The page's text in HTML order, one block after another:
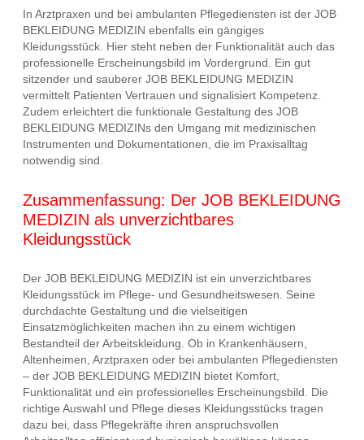
In Arztpraxen und bei ambulanten Pflegediensten ist der JOB
BEKLEIDUNG MEDIZIN ebenfalls ein gängiges
Kleidungsstück. Hier steht neben der Funktionalität auch das
professionelle Erscheinungsbild im Vordergrund. Ein gut
sitzender und sauberer JOB BEKLEIDUNG MEDIZIN
vermittelt Patienten Vertrauen und signalisiert Kompetenz.
Zudem erleichtert die funktionale Gestaltung des JOB
BEKLEIDUNG MEDIZINs den Umgang mit medizinischen
Instrumenten und Dokumentationen, die im Praxisalltag
notwendig sind.
Zusammenfassung: Der JOB BEKLEIDUNG
MEDIZIN als unverzichtbares
Kleidungsstück
Der JOB BEKLEIDUNG MEDIZIN ist ein unverzichtbares
Kleidungsstück im Pflege- und Gesundheitswesen. Seine
durchdachte Gestaltung und die vielseitigen
Einsatzmöglichkeiten machen ihn zu einem wichtigen
Bestandteil der Arbeitskleidung. Ob in Krankenhäusern,
Altenheimen, Arztpraxen oder bei ambulanten Pflegediensten
– der JOB BEKLEIDUNG MEDIZIN bietet Komfort,
Funktionalität und ein professionelles Erscheinungsbild. Die
richtige Auswahl und Pflege dieses Kleidungsstücks tragen
dazu bei, dass Pflegekräfte ihren anspruchsvollen